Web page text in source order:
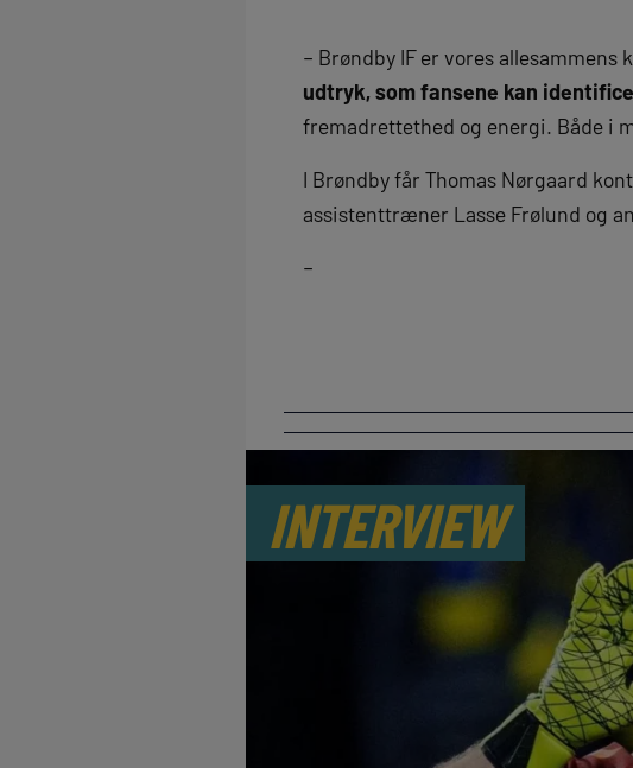
– Brøndby IF er vores allesammens
udtryk, som fansene kan
fremadrettethed og energi. Både i
I Brøndby får Thomas Nørgaard
assistenttræner Lasse Frølund og
–
INTERVIEW